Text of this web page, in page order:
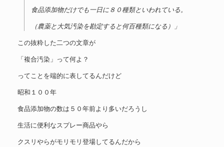
食品添加物だけでも一日に８０種類といわれている。
（農薬と大気汚染を勘定すると何百種類になる）」
この抜粋した二つの文章が
「複合汚染」って何よ？
ってことを端的に表してるんだけど
昭和１００年
食品添加物の数は５０年前より多いだろうし
生活に便利なスプレー商品やら
クスリやらがモリモリ登場してるんだから